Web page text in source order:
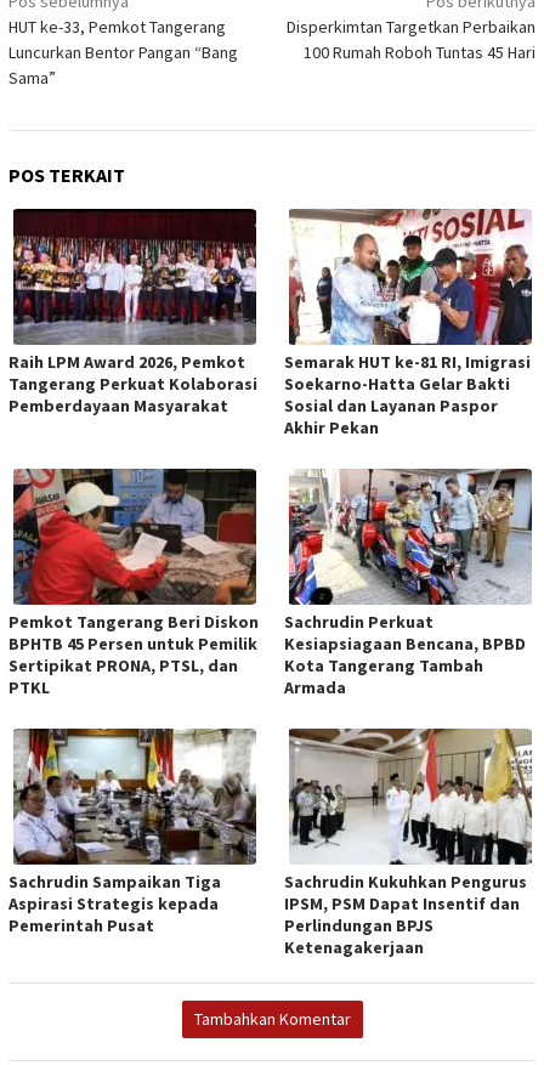
pos
HUT ke-33, Pemkot Tangerang
Luncurkan Bentor Pangan “Bang
Sama”
Disperkimtan Targetkan Perbaikan
100 Rumah Roboh Tuntas 45 Hari
POS TERKAIT
Raih LPM Award 2026, Pemkot
Tangerang Perkuat Kolaborasi
Pemberdayaan Masyarakat
Semarak HUT ke-81 RI, Imigrasi
Soekarno-Hatta Gelar Bakti
Sosial dan Layanan Paspor
Akhir Pekan
Pemkot Tangerang Beri Diskon
BPHTB 45 Persen untuk Pemilik
Sertipikat PRONA, PTSL, dan
PTKL
Sachrudin Perkuat
Kesiapsiagaan Bencana, BPBD
Kota Tangerang Tambah
Armada
Sachrudin Sampaikan Tiga
Aspirasi Strategis kepada
Pemerintah Pusat
Sachrudin Kukuhkan Pengurus
IPSM, PSM Dapat Insentif dan
Perlindungan BPJS
Ketenagakerjaan
Tambahkan Komentar